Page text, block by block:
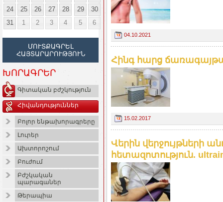
24
25 26 27 28 29
30
31
1 2 3 4 5 6
ՄՈՒՏՔԱԳՐԵԼ
ՀԱՅՏԱՐԱՐՈՒԹՅՈՒՆ
ԽՈՐԱԳՐԵՐ
Գիտական բժշկություն
Հիվանդություններ
Բոլոր ենթախորագրերը
Լուրեր
Ախտորոշում
Բուժում
Բժշկական
պարագաներ
Թերապիա
04.10.2021
Հինգ հարց
15.02.2017
Վերին վերջույթների
հետազոտություն.